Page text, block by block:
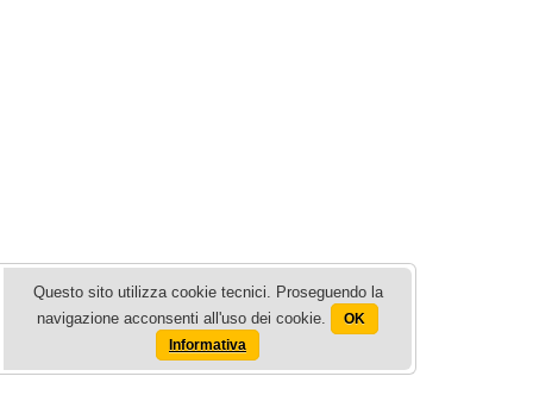
Questo sito utilizza cookie tecnici. Proseguendo la
navigazione acconsenti all'uso dei cookie.
OK
Informativa